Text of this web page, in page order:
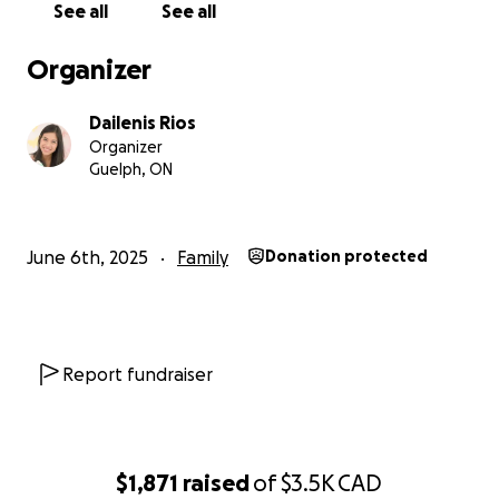
$1,871 raisedof$3.5KCAD
Con gratitud,
See all See all
Organizer
Dailenis Rios
Organizer
Guelph, ON
June 6th, 2025 Family Donation protected
Report fundraiser